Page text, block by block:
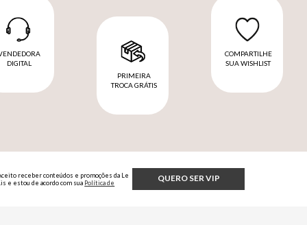
DIGITAL
PRIMEIRA
TROCA GRÁTIS
COMPARTILHE
SUA WISHLIST
QUERO SER VIP
receber conteúdos e promoções da Le
e estou de acordo com sua Política de